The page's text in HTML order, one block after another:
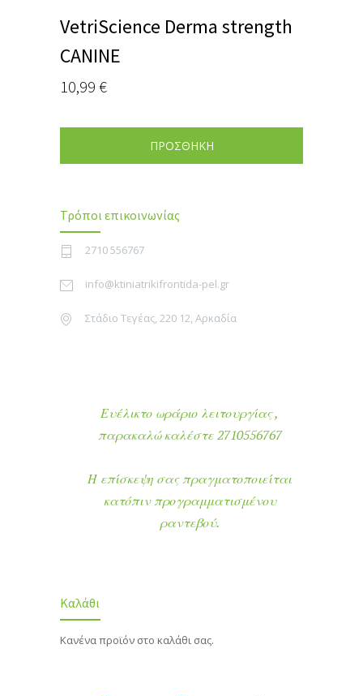
VetriScience Derma strength
CANINE
10,99 €
ΠΡΟΣΘΗΚΗ
Τρόποι επικοινωνίας
2710 556767
info@ktiniatrikifrontida-pel.gr
Στάδιο Τεγέας, 220 12, Αρκαδία
Ευέλικτο ωράριο λειτουργίας ,
παρακαλώ καλέστε 2710556767
Η επίσκεψη σας πραγματοποιείται
κατόπιν προγραμματισμένου
ραντεβού.
Καλάθι
Κανένα προϊόν στο καλάθι σας.